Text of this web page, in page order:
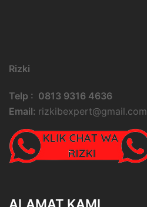
Rizki
Telp : 0813 9316 4636
Email: rizkibexpert@gmail.com